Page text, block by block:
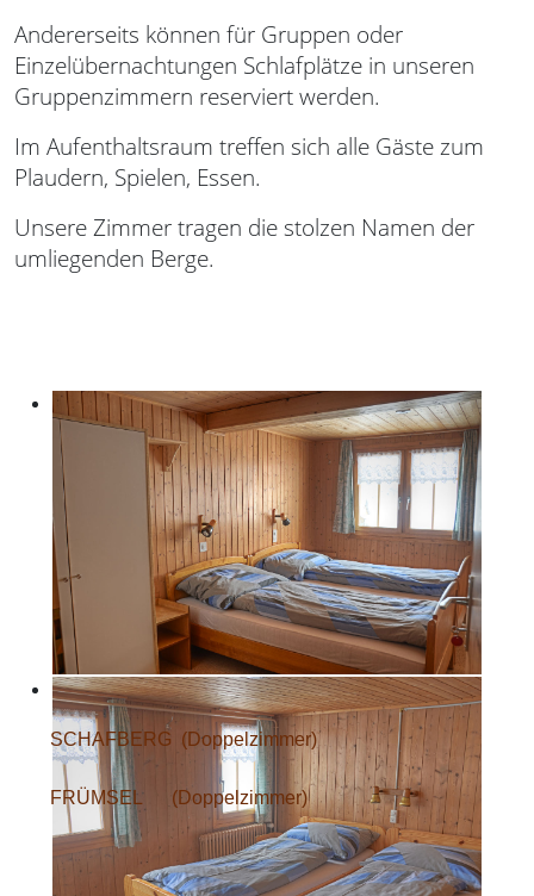
Andererseits können für Gruppen oder
Einzelübernachtungen Schlafplätze in unseren
Gruppenzimmern reserviert werden.
Im Aufenthaltsraum treffen sich alle Gäste zum
Plaudern, Spielen, Essen.
Unsere Zimmer tragen die stolzen Namen der
umliegenden Berge.
SCHAFBERG (Doppelzimmer)
FRÜMSEL (Doppelzimmer)